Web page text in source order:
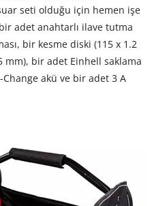
seti olduğu için hemen işe
adet anahtarlı ilave tutma
bir kesme diski (115 x 1.2
mm), bir adet Einhell saklama
Change akü ve bir adet 3 A